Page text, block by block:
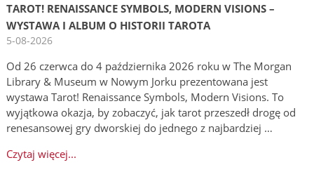
TAROT! RENAISSANCE SYMBOLS, MODERN VISIONS –
WYSTAWA I ALBUM O HISTORII TAROTA
5-08-2026
Od 26 czerwca do 4 października 2026 roku w The Morgan
Library & Museum w Nowym Jorku prezentowana jest
wystawa Tarot! Renaissance Symbols, Modern Visions. To
wyjątkowa okazja, by zobaczyć, jak tarot przeszedł drogę od
renesansowej gry dworskiej do jednego z najbardziej …
Czytaj więcej...